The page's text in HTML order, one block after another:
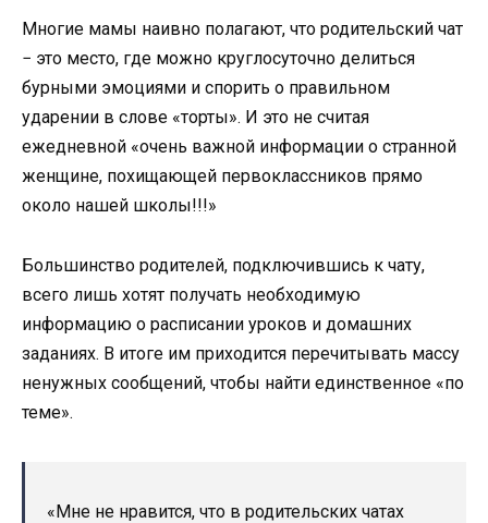
Многие мамы наивно полагают, что родительский чат
− это место, где можно круглосуточно делиться
бурными эмоциями и спорить о правильном
ударении в слове «торты». И это не считая
ежедневной «очень важной информации о странной
женщине, похищающей первоклассников прямо
около нашей школы!!!»
Большинство родителей, подключившись к чату,
всего лишь хотят получать необходимую
информацию о расписании уроков и домашних
заданиях. В итоге им приходится перечитывать массу
ненужных сообщений, чтобы найти единственное «по
теме».
«Мне не нравится, что в родительских чатах